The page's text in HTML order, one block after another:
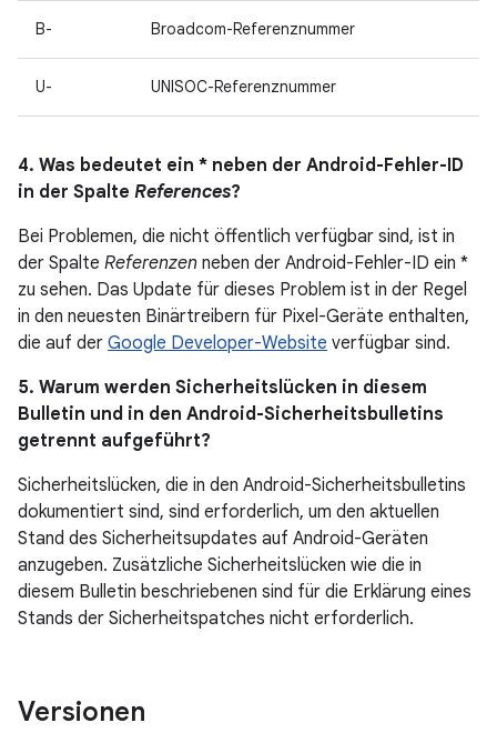
B- Broadcom-Referenznummer
U- UNISOC-Referenznummer
4. Was bedeutet ein * neben der Android-Fehler-ID
in der Spalte References?
Bei Problemen, die nicht öffentlich verfügbar sind, ist in
der Spalte Referenzen neben der Android-Fehler-ID ein *
zu sehen. Das Update für dieses Problem ist in der Regel
in den neuesten Binärtreibern für Pixel-Geräte enthalten,
die auf der Google Developer-Website verfügbar sind.
5. Warum werden Sicherheitslücken in diesem
Bulletin und in den Android-Sicherheitsbulletins
getrennt aufgeführt?
Sicherheitslücken, die in den Android-Sicherheitsbulletins
dokumentiert sind, sind erforderlich, um den aktuellen
Stand des Sicherheitsupdates auf Android-Geräten
anzugeben. Zusätzliche Sicherheitslücken wie die in
diesem Bulletin beschriebenen sind für die Erklärung eines
Stands der Sicherheitspatches nicht erforderlich.
Versionen